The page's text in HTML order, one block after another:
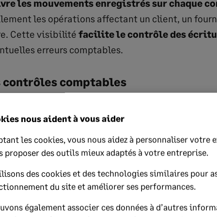
les mouvements enregistrés sur chaque
les opérations affectant un client, un
Cette visibilité facilite le contrôle des
erreurs comptables.
comptables
compte permet notamment de retracer l’origine
entre les documents comptables.
aux comptes ou administrations
des écritures comptables
aux documents financiers
nous aident à vous aider
les cookies, vous nous aidez à personnaliser votre
proposer des outils mieux adaptés à votre entreprise.
des cookies et des technologies similaires pour
du site et améliorer ses performances.
également associer ces données à d’autres